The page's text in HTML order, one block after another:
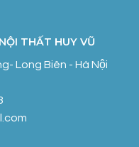
THẤT HUY VŨ
Long Biên - Hà Nội